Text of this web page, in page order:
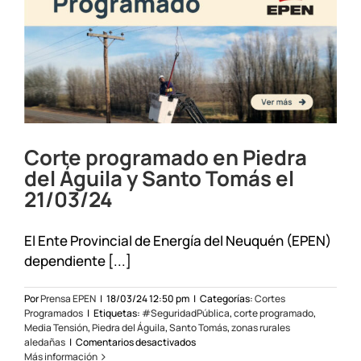
Corte programado en Piedra
del Águila y Santo Tomás el
21/03/24
El Ente Provincial de Energía del Neuquén (EPEN)
dependiente [...]
PorPrensa EPEN | 18/03/24 12:50 pm | Categorías:Cortes
Programados | Etiquetas: #SeguridadPública,corte programado,
Media Tensión,Piedra del Águila,Santo Tomás,zonas rurales
aledañas | Comentarios desactivadosen
Más información